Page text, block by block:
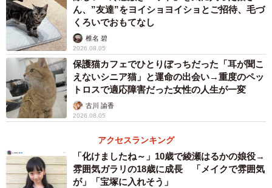
その後は抱っこをして、“猫吸い”をして、ごはんをあげ
る…。そんな日常が、かけがえのない幸せになりました。
ん、”友達”をヨイショヨイショとご招待、毛づ
くろいでおもてなし
椎名 碧
2026.08.05
保護猫カフェでひとりぼっちだった「耳が聞こ
えないシニア猫」と運命の出会い→重度のペッ
トロスで適応障害だった女性の人生が一変
古川 諭香
2026.08.05
アクセスランキング
「化けましたね～」10歳で綾瀬はるかの娘役→
雰囲気ガラリの18歳に成長 「メイクで雰囲気
が」「宝塚に入れそう」